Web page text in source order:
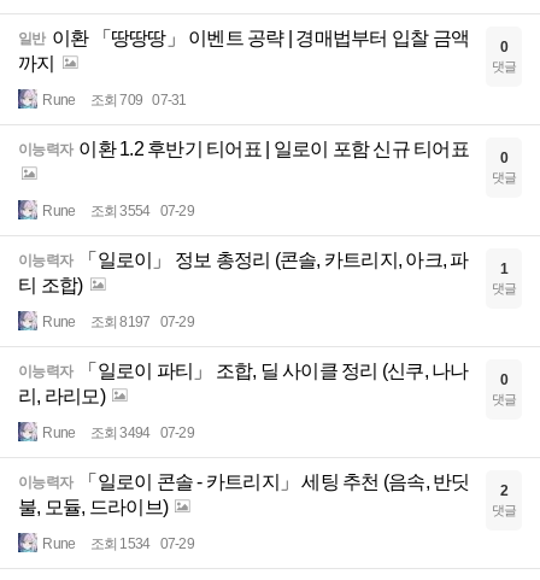
일반 이환 「땅땅땅」 이벤트 공략 | 경매법부터 입찰 금액
까지
Rune 조회 709 07-31
0
댓글
이능력자 이환 1.2 후반기 티어표 | 일로이 포함 신규 티어표
Rune 조회 3554 07-29
0
댓글
이능력자
「일로이」 정보 총정리 (콘솔, 카트리지, 아크, 파
티 조합)
Rune 조회 8197 07-29
1
댓글
이능력자
「일로이 파티」 조합, 딜 사이클 정리 (신쿠, 나나
리, 라리모)
Rune 조회 3494 07-29
0
댓글
이능력자
「일로이 콘솔 - 카트리지」 세팅 추천 (음속, 반딧
불, 모듈, 드라이브)
Rune 조회 1534 07-29
2
댓글